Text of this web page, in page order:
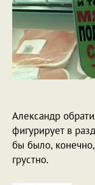
Александр
фигурирует в
бы было,
грустно.